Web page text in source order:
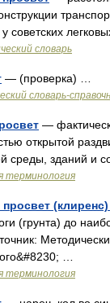
советских
словарь
— (проверка) …
словарь-
—
открытой
среды, зданий и
терминология
(грунта) до
…
терминология